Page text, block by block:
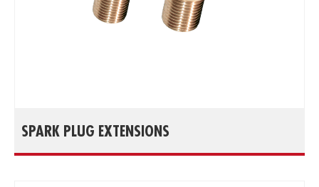
SPARK PLUG EXTENSIONS